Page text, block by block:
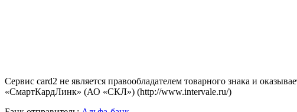
Сервис card2 не является правообладателем товарного знака и
«СмартКардЛинк» (АО «СКЛ») (http://www.intervale.ru/)